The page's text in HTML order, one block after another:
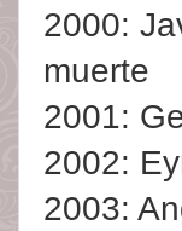
2000:
muerte
2001:
2002:
2003: